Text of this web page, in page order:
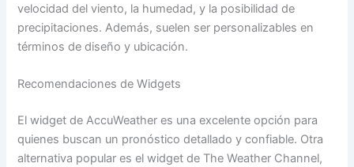
velocidad del viento, la humedad, y la posibilidad de
precipitaciones. Además, suelen ser personalizables en
términos de diseño y ubicación.
Recomendaciones de Widgets
El widget de AccuWeather es una excelente opción para
quienes buscan un pronóstico detallado y confiable. Otra
alternativa popular es el widget de The Weather Channel,